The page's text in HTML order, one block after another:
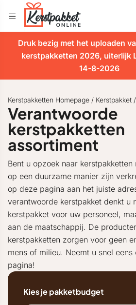
Druk bezig met het uploaden
kerstpakketten 2026, uiterlijk
14-8-2026
Kerstpakketten Homepage / Kerstpakket /
Verantwoorde
kerstpakketten
assortiment
Bent u opzoek naar
op een duurzame manier zijn
op deze pagina aan het juiste
verantwoorde kerstpakket denkt u
kerstpakket voor uw personeel,
aan de maatschappij. De
kerstpakketten zorgen voor geen
mens of milieu. Neemt u snel
pagina!
Kies je pakketbudget